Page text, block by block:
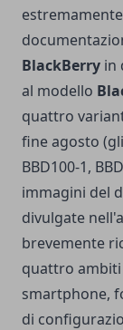
BlackBerry in
al modello
quattro
fine agosto
BBD100-1,
immagini del
divulgate
brevemente
quattro
smartphone,
di